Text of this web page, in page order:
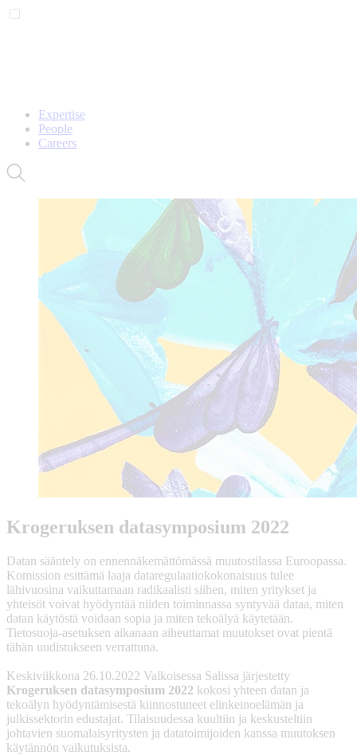
Expertise
People
Careers
Krogeruksen datasymposium 2022
Datan sääntely on ennennäkemättömässä muutostilassa Euroopassa.
Komission esittämä laaja dataregulaatiokokonaisuus tulee
lähivuosina vaikuttamaan radikaalisti siihen, miten yritykset ja
yhteisöt voivat hyödyntää niiden toiminnassa syntyvää dataa, miten
datan käytöstä voidaan sopia ja miten tekoälyä käytetään.
Tietosuoja-asetuksen aikanaan aiheuttamat muutokset ovat pientä
tähän uudistukseen verrattuna.
Keskiviikkona 26.10.2022 Valkoisessa Salissa järjestetty
Krogeruksen datasymposium 2022 kokosi yhteen datan ja
tekoälyn hyödyntämisestä kiinnostuneet elinkeinoelämän ja
julkissektorin edustajat. Tilaisuudessa kuultiin ja keskusteltiin
johtavien suomalaisyritysten ja datatoimijoiden kanssa muutoksen
käytännön vaikutuksista.